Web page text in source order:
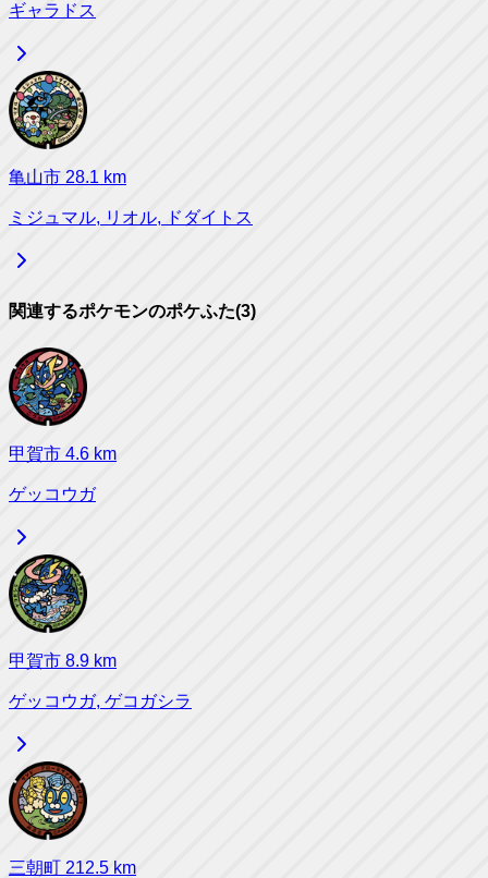
ギャラドス
亀山市 28.1 km
ミジュマル, リオル, ドダイトス
関連するポケモンのポケふた(3)
甲賀市 4.6 km
ゲッコウガ
甲賀市 8.9 km
ゲッコウガ, ゲコガシラ
三朝町 212.5 km